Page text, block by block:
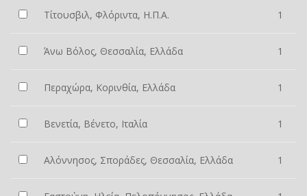
Τίτουσβιλ, Φλόριντα, Η.Π.Α. 1
Άνω Βόλος, Θεσσαλία, Ελλάδα 1
Περαχώρα, Κορινθία, Ελλάδα 1
Βενετία, Βένετο, Ιταλία 1
Αλόννησος, Σποράδες, Θεσσαλία, Ελλάδα 1